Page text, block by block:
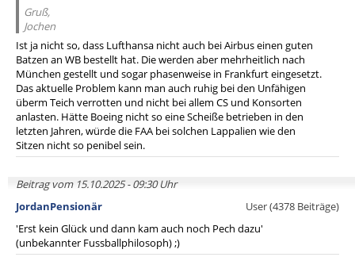
Gruß,
Jochen
Ist ja nicht so, dass Lufthansa nicht auch bei Airbus einen guten
Batzen an WB bestellt hat. Die werden aber mehrheitlich nach
München gestellt und sogar phasenweise in Frankfurt eingesetzt.
Das aktuelle Problem kann man auch ruhig bei den Unfähigen
überm Teich verrotten und nicht bei allem CS und Konsorten
anlasten. Hätte Boeing nicht so eine Scheiße betrieben in den
letzten Jahren, würde die FAA bei solchen Lappalien wie den
Sitzen nicht so penibel sein.
Beitrag vom 15.10.2025 - 09:30 Uhr
JordanPensionär
User (4378 Beiträge)
'Erst kein Glück und dann kam auch noch Pech dazu'
(unbekannter Fussballphilosoph) ;)